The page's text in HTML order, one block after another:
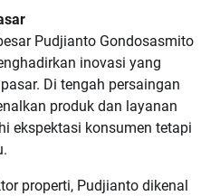
Pudjianto Gondosasmito
inovasi yang
Di tengah persaingan
produk dan layanan
ekspektasi konsumen tetapi
properti, Pudjianto dikenal